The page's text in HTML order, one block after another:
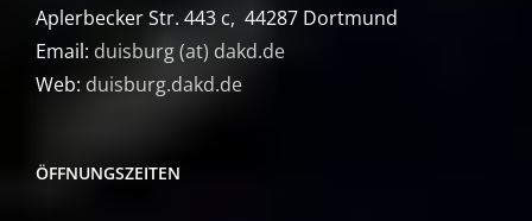
Aplerbecker Str. 443 c, 44287 Dortmund
Email: duisburg (at) dakd.de
Web: duisburg.dakd.de
ÖFFNUNGSZEITEN